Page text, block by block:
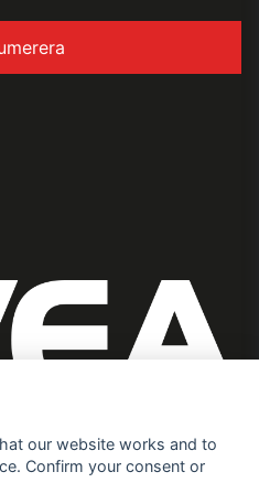
our website works and to
Confirm your consent or